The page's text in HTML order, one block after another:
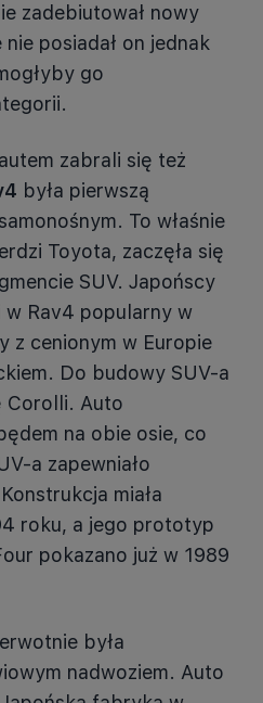
zadebiutował nowy
posiadał on jednak
go
zabrali się też
była pierwszą
To właśnie
Toyota, zaczęła się
SUV. Japońscy
w Rav4 popularny w
z cenionym w Europie
Do budowy SUV-a
Corolli. Auto
na obie osie, co
a zapewniało
miała
roku, a jego prototyp
pokazano już w 1989
była
nadwoziem. Auto